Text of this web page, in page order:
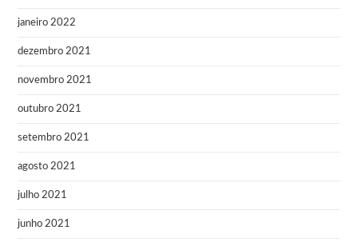
janeiro 2022
dezembro 2021
novembro 2021
outubro 2021
setembro 2021
agosto 2021
julho 2021
junho 2021